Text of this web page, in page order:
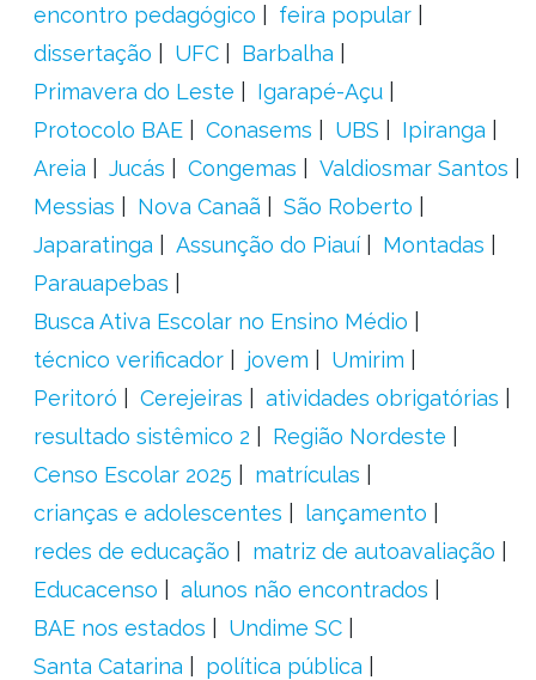
encontro pedagógico
feira popular
dissertação
UFC
Barbalha
Primavera do Leste
Igarapé-Açu
Protocolo BAE
Conasems UBS
Ipiranga
Areia
Jucás Congemas
Valdiosmar Santos
Messias
Nova Canaã
São Roberto
Japaratinga
Assunção do Piauí
Montadas
Parauapebas
Busca Ativa Escolar no Ensino Médio
técnico verificador
jovem
Umirim
Peritoró
Cerejeiras
atividades obrigatórias
resultado sistêmico 2
Região Nordeste
Censo Escolar 2025
matrículas
crianças e adolescentes
lançamento
redes de educação
matriz de autoavaliação
Educacenso
alunos não encontrados
BAE nos estados
Undime SC
Santa Catarina
política pública